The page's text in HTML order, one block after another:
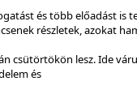
és több előadást is
részletek, azokat
csütörtökön lesz. Ide
és